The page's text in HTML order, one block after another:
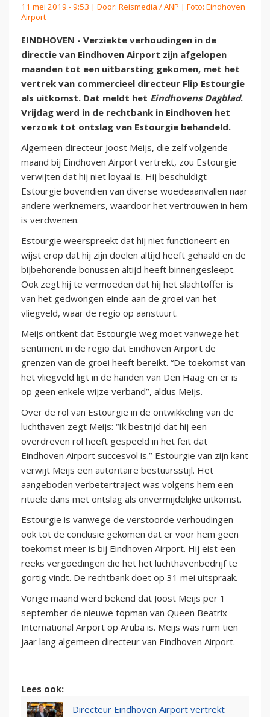
11 mei 2019 - 9:53 | Door: Reismedia / ANP | Foto: Eindhoven
Airport
EINDHOVEN - Verziekte verhoudingen in de
directie van Eindhoven Airport zijn afgelopen
maanden tot een uitbarsting gekomen, met het
vertrek van commercieel directeur Flip Estourgie
als uitkomst. Dat meldt het Eindhovens Dagblad.
Vrijdag werd in de rechtbank in Eindhoven het
verzoek tot ontslag van Estourgie behandeld.
Algemeen directeur Joost Meijs, die zelf volgende
maand bij Eindhoven Airport vertrekt, zou Estourgie
verwijten dat hij niet loyaal is. Hij beschuldigt
Estourgie bovendien van diverse woedeaanvallen naar
andere werknemers, waardoor het vertrouwen in hem
is verdwenen.
Estourgie weerspreekt dat hij niet functioneert en
wijst erop dat hij zijn doelen altijd heeft gehaald en de
bijbehorende bonussen altijd heeft binnengesleept.
Ook zegt hij te vermoeden dat hij het slachtoffer is
van het gedwongen einde aan de groei van het
vliegveld, waar de regio op aanstuurt.
Meijs ontkent dat Estourgie weg moet vanwege het
sentiment in de regio dat Eindhoven Airport de
grenzen van de groei heeft bereikt. “De toekomst van
het vliegveld ligt in de handen van Den Haag en er is
op geen enkele wijze verband’’, aldus Meijs.
Over de rol van Estourgie in de ontwikkeling van de
luchthaven zegt Meijs: “Ik bestrijd dat hij een
overdreven rol heeft gespeeld in het feit dat
Eindhoven Airport succesvol is.’’ Estourgie van zijn kant
verwijt Meijs een autoritaire bestuursstijl. Het
aangeboden verbetertraject was volgens hem een
rituele dans met ontslag als onvermijdelijke uitkomst.
Estourgie is vanwege de verstoorde verhoudingen
ook tot de conclusie gekomen dat er voor hem geen
toekomst meer is bij Eindhoven Airport. Hij eist een
reeks vergoedingen die het het luchthavenbedrijf te
gortig vindt. De rechtbank doet op 31 mei uitspraak.
Vorige maand werd bekend dat Joost Meijs per 1
september de nieuwe topman van Queen Beatrix
International Airport op Aruba is. Meijs was ruim tien
jaar lang algemeen directeur van Eindhoven Airport.
Lees ook:
Directeur Eindhoven Airport vertrekt